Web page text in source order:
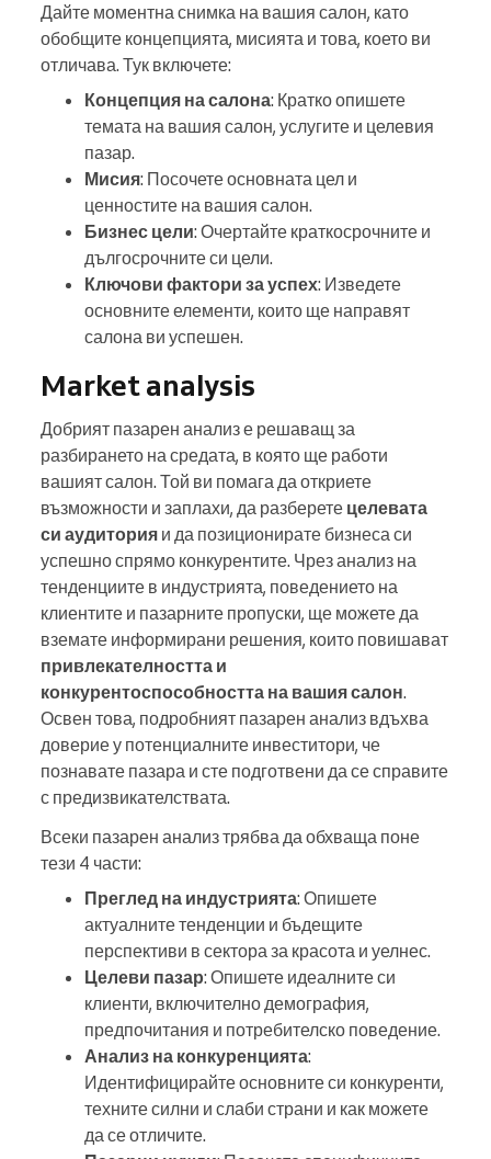
Дайте моментна снимка на вашия салон, като
обобщите концепцията, мисията и това, което ви
отличава. Тук включете:
Концепция на салона: Кратко опишете
темата на вашия салон, услугите и целевия
пазар.
Мисия: Посочете основната цел и
ценностите на вашия салон.
Бизнес цели: Очертайте краткосрочните и
дългосрочните си цели.
Ключови фактори за успех: Изведете
основните елементи, които ще направят
салона ви успешен.
Market analysis
Добрият пазарен анализ е решаващ за
разбирането на средата, в която ще работи
вашият салон. Той ви помага да откриете
възможности и заплахи, да разберете целевата
си аудитория и да позиционирате бизнеса си
успешно спрямо конкурентите. Чрез анализ на
тенденциите в индустрията, поведението на
клиентите и пазарните пропуски, ще можете да
вземате информирани решения, които повишават
привлекателността и
конкурентоспособността на вашия салон.
Освен това, подробният пазарен анализ вдъхва
доверие у потенциалните инвеститори, че
познавате пазара и сте подготвени да се справите
с предизвикателствата.
Всеки пазарен анализ трябва да обхваща поне
тези 4 части:
Преглед на индустрията: Опишете
актуалните тенденции и бъдещите
перспективи в сектора за красота и уелнес.
Целеви пазар: Опишете идеалните си
клиенти, включително демография,
предпочитания и потребителско поведение.
Анализ на конкуренцията:
Идентифицирайте основните си конкуренти,
техните силни и слаби страни и как можете
да се отличите.